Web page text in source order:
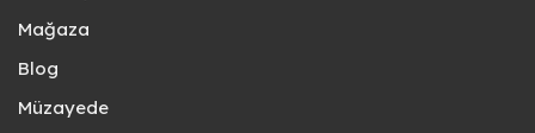
Mağaza
Blog
Müzayede